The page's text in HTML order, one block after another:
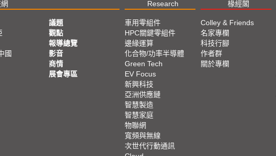
Research 椽經閣
國
議題
觀點
報導總覽
影音
商情
展會專區
車用零組件
HPC關鍵零組件
邊緣運算
化合物/功率半導體
Green Tech
EV Focus
新興科技
亞洲供應鏈
智慧製造
智慧家庭
物聯網
寬頻與無線
次世代行動通訊
Colley & Friends
名家專欄
科技行腳
作者群
關於專欄